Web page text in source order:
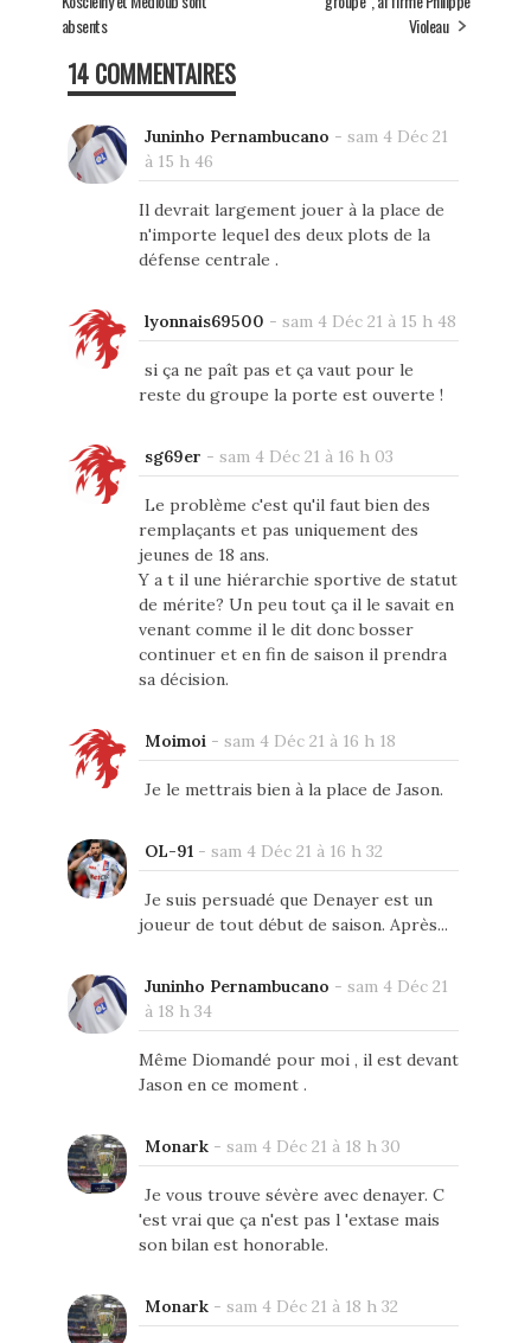
absents
Violeau
14 COMMENTAIRES
Juninho Pernambucano - sam 4 Déc 21
à 15 h 46
Il devrait largement jouer à la place de
n'importe lequel des deux plots de la
défense centrale .
lyonnais69500 - sam 4 Déc 21 à 15 h 48
si ça ne paît pas et ça vaut pour le
reste du groupe la porte est ouverte !
sg69er - sam 4 Déc 21 à 16 h 03
Le problème c'est qu'il faut bien des
remplaçants et pas uniquement des
jeunes de 18 ans.
Y a t il une hiérarchie sportive de statut
de mérite? Un peu tout ça il le savait en
venant comme il le dit donc bosser
continuer et en fin de saison il prendra
sa décision.
Moimoi- sam 4 Déc 21 à 16 h 18
Je le mettrais bien à la place de Jason.
OL-91- sam 4 Déc 21 à 16 h 32
Je suis persuadé que Denayer est un
joueur de tout début de saison. Après...
Juninho Pernambucano - sam 4 Déc 21
à 18 h 34
Même Diomandé pour moi , il est devant
Jason en ce moment .
Monark- sam 4 Déc 21 à 18 h 30
Je vous trouve sévère avec denayer. C
'est vrai que ça n'est pas l 'extase mais
son bilan est honorable.
Monark- sam 4 Déc 21 à 18 h 32